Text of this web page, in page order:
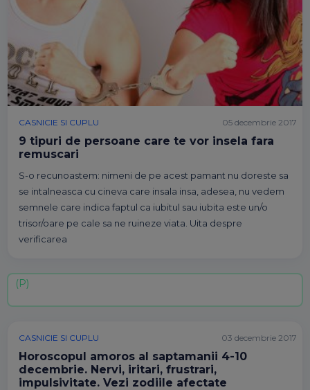
CASNICIE SI CUPLU
9 tipuri de persoane care te vor insela fara
remuscari
S-o recunoastem: nimeni de pe acest pamant nu doreste sa
se intalneasca cu cineva care insala insa, adesea, nu vedem
semnele care indica faptul ca iubitul sau iubita este un/o
trisor/oare pe cale sa ne ruineze viata. Uita despre
verificarea
05 decembrie 2017
CASNICIE SI CUPLU
Horoscopul amoros al saptamanii 4-10
decembrie. Nervi, iritari, frustrari,
impulsivitate. Vezi zodiile afectate
03 decembrie 2017